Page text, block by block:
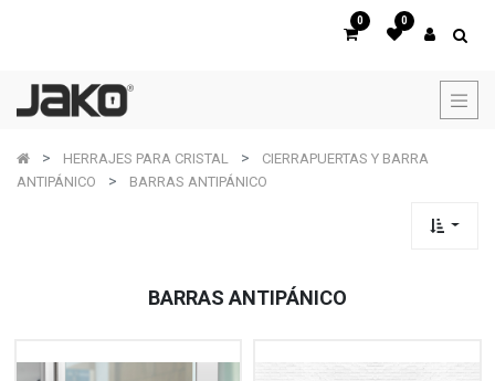
0 0
HERRAJES PARA CRISTAL
CIERRAPUERTAS Y BARRA
ANTIPÁNICO
BARRAS ANTIPÁNICO
BARRAS ANTIPÁNICO